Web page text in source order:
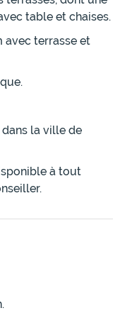
table et chaises.
avec terrasse et
la ville de
à tout